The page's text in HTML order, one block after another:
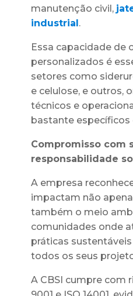
manutenção civil,
industrial.
Essa capacidade de
personalizados é
setores como
e celulose, e outros,
técnicos e
bastante específicos
Compromisso com
responsabilidade
A empresa
impactam não
também o meio
comunidades onde
práticas
todos os seus
A CBSI cumpre com